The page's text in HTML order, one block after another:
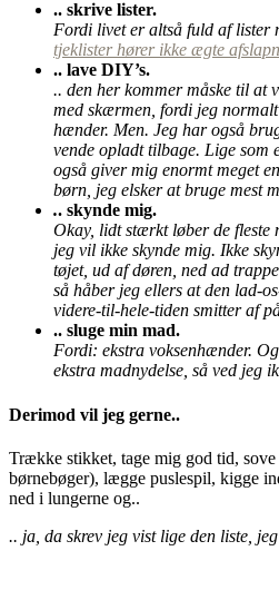
.. skrive lister.
Fordi livet er altså fuld af lister
tjeklister hører ikke ægte
.. lave DIY’s.
.. den her kommer måske til at
med skærmen, fordi jeg
hænder. Men. Jeg har også
vende opladt tilbage. Lige som
også giver mig enormt meget
børn, jeg elsker at bruge mest
.. skynde mig.
Okay, lidt stærkt løber de fleste
jeg vil ikke skynde mig. Ikke
tøjet, ud af døren, ned ad
så håber jeg ellers at den lad-
videre-til-hele-tiden smitter af
.. sluge min mad.
Fordi: ekstra voksenhænder.
ekstra madnydelse, så ved jeg
Derimod vil jeg gerne..
Trække stikket, tage mig god tid,
børnebøger), lægge puslespil, kigge
ned i lungerne og..
.. ja, da skrev jeg vist lige den liste,